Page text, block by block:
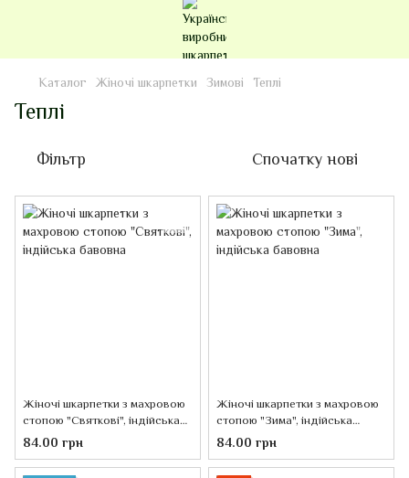
Каталог Жіночі шкарпетки Зимові Теплі
Теплі
Фільтр Спочатку нові
Жіночі шкарпетки з махровою
стопою "Святкові", індійська
бавовна
84.00 грн
Жіночі шкарпетки з махровою
стопою "Зима", індійська
бавовна
84.00 грн